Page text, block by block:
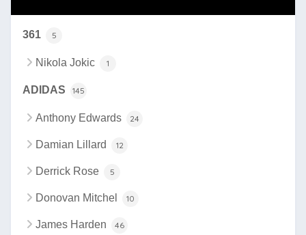
361 5
Nikola Jokic 1
ADIDAS 145
Anthony Edwards 24
Damian Lillard 12
Derrick Rose 5
Donovan Mitchel 10
James Harden 46